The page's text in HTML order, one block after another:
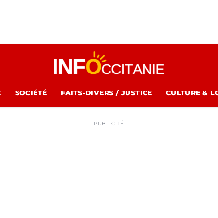
SOCIÉTÉ FAITS-DIVERS / JUSTICE CULTURE &
PUBLICITÉ